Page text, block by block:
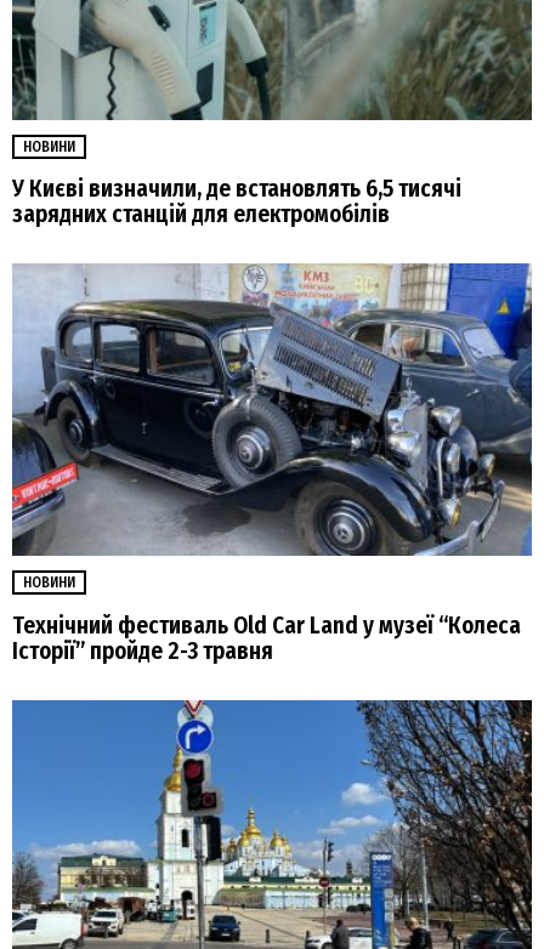
НОВИНИ
У Києві визначили, де встановлять 6,5 тисячі
зарядних станцій для електромобілів
НОВИНИ
Технічний фестиваль Old Car Land у музеї “Колеса
Історії” пройде 2-3 травня